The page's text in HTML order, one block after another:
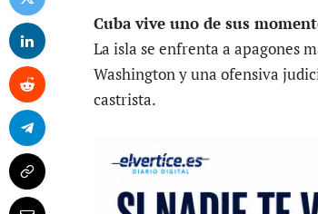
Cuba vive uno de sus
La isla se enfrenta a apagones
Washington y una ofensiva
castrista.